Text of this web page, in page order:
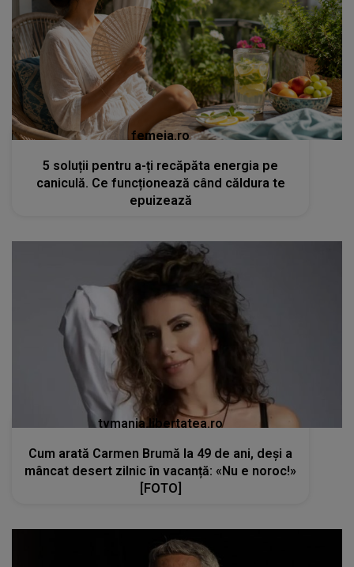
femeia.ro
5 soluții pentru a-ți recăpăta energia pe
caniculă. Ce funcționează când căldura te
epuizează
tvmania.libertatea.ro
Cum arată Carmen Brumă la 49 de ani, deși a
mâncat desert zilnic în vacanță: «Nu e noroc!»
[FOTO]